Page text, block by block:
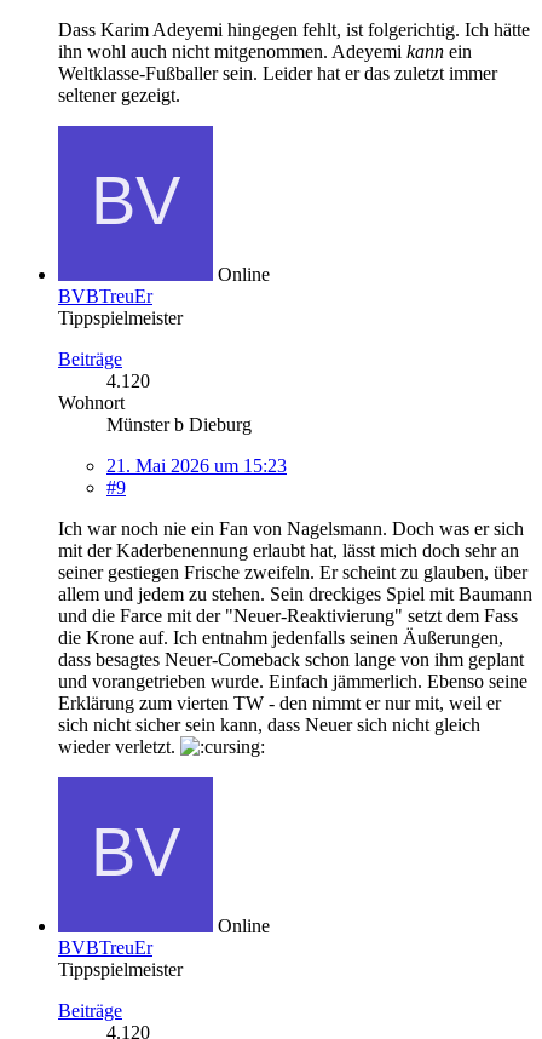
Dass Karim Adeyemi hingegen fehlt, ist folgerichtig. Ich hätte
ihn wohl auch nicht mitgenommen. Adeyemi kann ein
Weltklasse-Fußballer sein. Leider hat er das zuletzt immer
seltener gezeigt.
Online
BVBTreuEr
Tippspielmeister
Beiträge
4.120
Wohnort
Münster b Dieburg
21. Mai 2026 um 15:23
#9
Ich war noch nie ein Fan von Nagelsmann. Doch was er sich
mit der Kaderbenennung erlaubt hat, lässt mich doch sehr an
seiner gestiegen Frische zweifeln. Er scheint zu glauben, über
allem und jedem zu stehen. Sein dreckiges Spiel mit Baumann
und die Farce mit der "Neuer-Reaktivierung" setzt dem Fass
die Krone auf. Ich entnahm jedenfalls seinen Äußerungen,
dass besagtes Neuer-Comeback schon lange von ihm geplant
und vorangetrieben wurde. Einfach jämmerlich. Ebenso seine
Erklärung zum vierten TW - den nimmt er nur mit, weil er
sich nicht sicher sein kann, dass Neuer sich nicht gleich
wieder verletzt.
Online
BVBTreuEr
Tippspielmeister
Beiträge
4.120